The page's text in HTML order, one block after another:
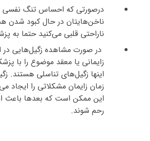
درصورتی که احساس تنگ نفسی
ناخن‌هایتان در حال کبود شدن
ناراحتی قلبی می‌کنید حتما به
در صورت مشاهده زگیل‌هایی در
زایمانی یا معقد موضوع را با
اینها زگیل‌های تناسلی هستند.
زمان زایمان مشکلاتی را ایجاد
این ممکن است که بعدها باعث
رحم شوند.